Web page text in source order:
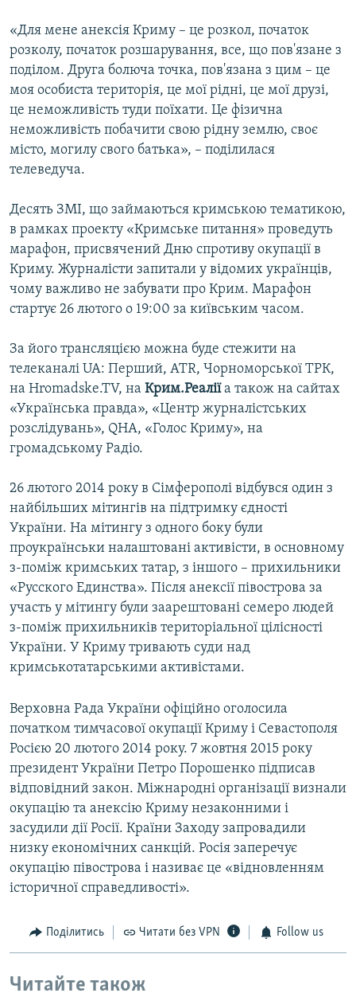
«Для мене анексія Криму – це розкол, початок
розколу, початок розшарування, все, що пов'язане з
поділом. Друга болюча точка, пов'язана з цим – це
моя особиста територія, це мої рідні, це мої друзі,
це неможливість туди поїхати. Це фізична
неможливість побачити свою рідну землю, своє
місто, могилу свого батька», – поділилася
телеведуча.
Десять ЗМІ, що займаються кримською тематикою,
в рамках проекту «Кримське питання» проведуть
марафон, присвячений Дню спротиву окупації в
Криму. Журналісти запитали у відомих українців,
чому важливо не забувати про Крим. Марафон
стартує 26 лютого о 19:00 за київським часом.
За його трансляцією можна буде стежити на
телеканалі UA: Перший, ATR, Чорноморської ТРК,
на Hromadske.TV, на Крим.Реаліїа також на сайтах
«Українська правда», «Центр журналістських
розслідувань», QHA, «Голос Криму», на
громадському Радіо.
26 лютого 2014 року в Сімферополі відбувся один з
найбільших мітингів на підтримку єдності
України. На мітингу з одного боку були
проукраїнськи налаштовані активісти, в основному
з-поміж кримських татар, з іншого – прихильники
«Русского Единства». Після анексії півострова за
участь у мітингу були заарештовані семеро людей
з-поміж прихильників територіальної цілісності
України. У Криму тривають суди над
кримськотатарськими активістами.
Верховна Рада України офіційно оголосила
початком тимчасової окупації Криму і Севастополя
Росією 20 лютого 2014 року. 7 жовтня 2015 року
президент України Петро Порошенко підписав
відповідний закон. Міжнародні організації визнали
окупацію та анексію Криму незаконними і
засудили дії Росії. Країни Заходу запровадили
низку економічних санкцій. Росія заперечує
окупацію півострова і називає це «відновленням
історичної справедливості».
Поділитись Читати без VPN Follow us
Читайте також